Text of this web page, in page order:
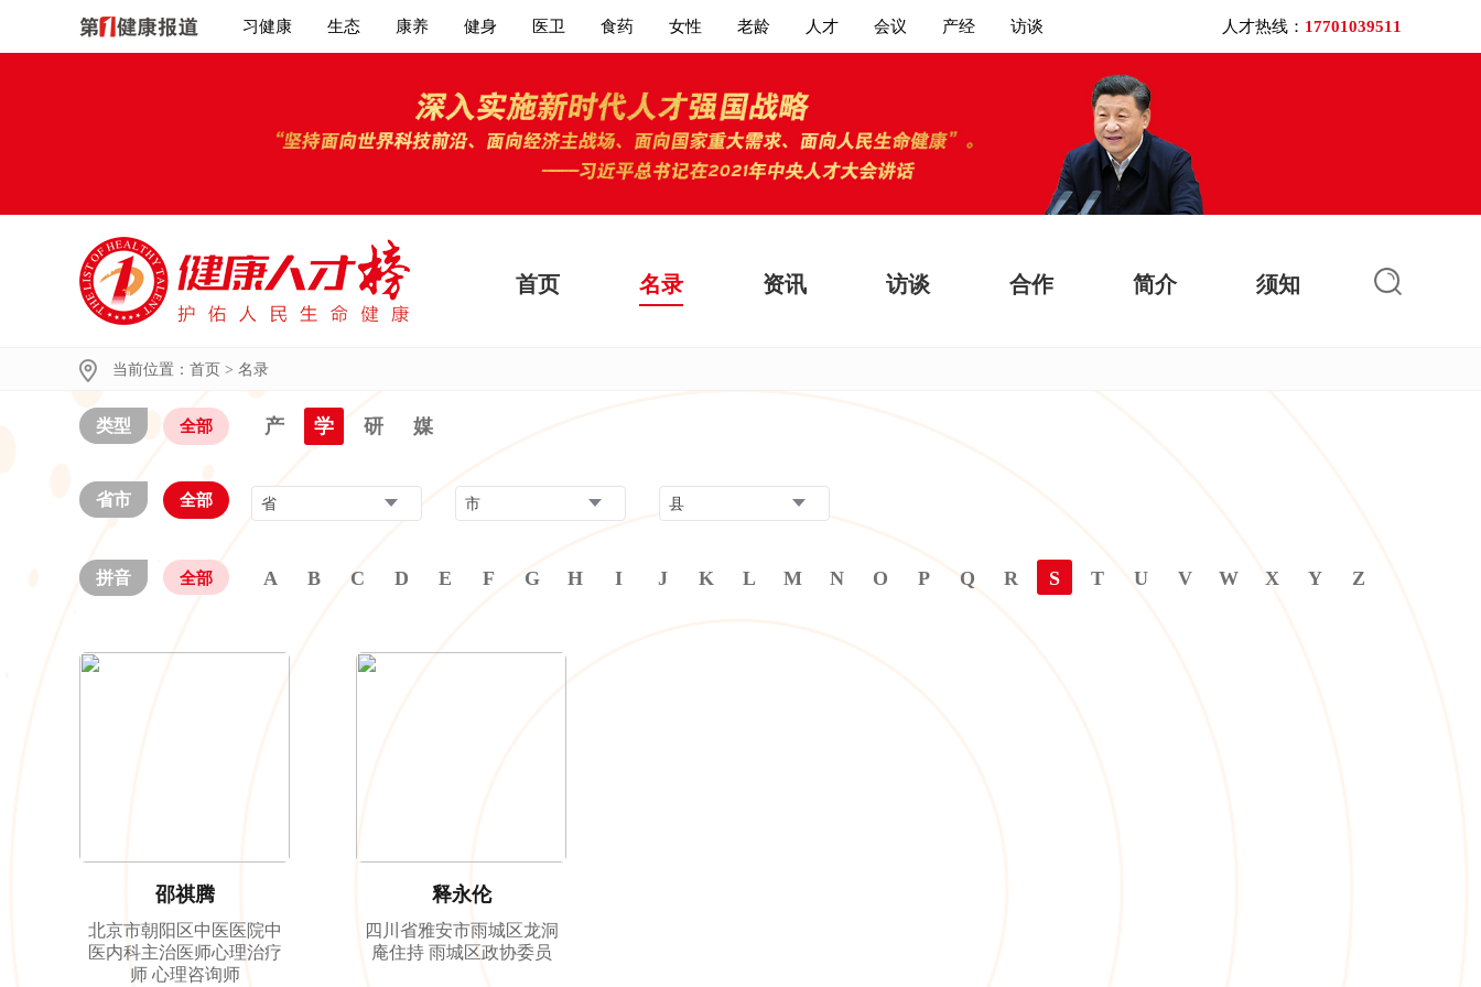
习健康 生态 康养 健身 医卫 食药 女性 老龄 人才 会议 产经 访谈 人才热线： 17701039511
首页 名录 资讯 访谈 合作 简介 须知
当前位置： 首页 > 名录
类型 全部 产 学 研 媒
省市 全部 省 市 县
拼音 全部 A B C D E F G H I J K L M N O P Q R S T U V W X Y Z
邵祺腾
北京市朝阳区中医医院中
医内科主治医师心理治疗
师 心理咨询师
释永伦
四川省雅安市雨城区龙洞
庵住持 雨城区政协委员